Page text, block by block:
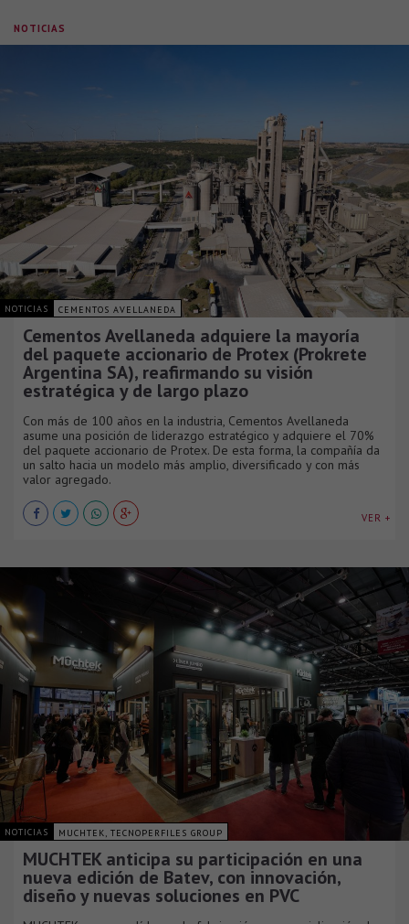
NOTICIAS
NOTICIAS CEMENTOS AVELLANEDA
Cementos Avellaneda adquiere la mayoría
del paquete accionario de Protex (Prokrete
Argentina SA), reafirmando su visión
estratégica y de largo plazo
Con más de 100 años en la industria, Cementos Avellaneda
asume una posición de liderazgo estratégico y adquiere el 70%
del paquete accionario de Protex. De esta forma, la compañía da
un salto hacia un modelo más amplio, diversificado y con más
valor agregado.
VER +
NOTICIAS MUCHTEK, TECNOPERFILES GROUP
MUCHTEK anticipa su participación en una
nueva edición de Batev, con innovación,
diseño y nuevas soluciones en PVC